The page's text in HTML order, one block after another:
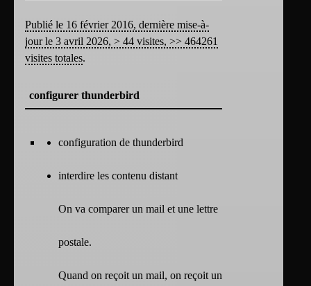
Publié le 16 février 2016, dernière mise-à-
jour le 3 avril 2026, > 44 visites, >> 464261
visites totales.
configurer thunderbird
configuration de thunderbird
interdire les contenu distant
On va comparer un mail et une lettre
postale.
Quand on reçoit un mail, on reçoit un